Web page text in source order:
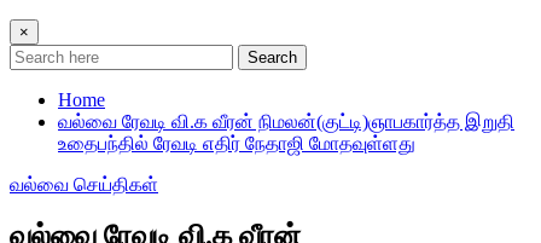
×
Search
Home
வல்வை ரேவடி வி.க வீரன் நிமலன்(குட்டி)ஞாபகார்த்த இறுதி
உதைபந்தில் ரேவடி எதிர் நேதாஜி மோதவுள்ளது
வல்வை செய்திகள்
வல்வை ரேவடி வி.க வீரன்